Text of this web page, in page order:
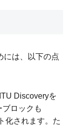
には、以下の点
Discoveryを
ロックも
化されます。た